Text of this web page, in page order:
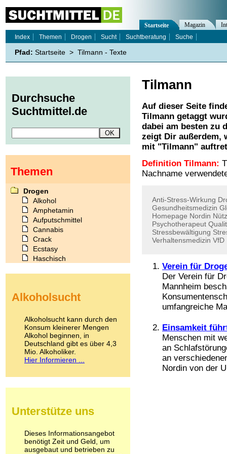
Tilmann
Auf dieser Seite
Tilmann getaggt
dabei am besten zu
zeigt Dir außerdem,
mit "Tilmann"
Definition Tilmann:
Nachname
Anti-Stress-Wirkung
Gesundheitsmedizin
Homepage Nordin
Psychotherapeut
Stressbewältigung
Verhaltensmedizin VfD
Verein für
Der Verein für
Mannheim
umfangreiche
Einsamkeit
Menschen mit
an
an
Nordin von der
Startseite Magazin
Index
Themen Drogen Sucht Suchtberatung Suche
Pfad: Startseite > Tilmann - Texte
Durchsuche
Suchtmittel.de
Themen
Drogen
Alkohol
Amphetamin
Aufputschmittel
Cannabis
Crack
Ecstasy
Haschisch
Kokain
LSD
Marihuana
Medikamente
Meskalin
Metamphetamin
Methadon
Pilze
Psychopharmaka
Schlafmittel
Schmerzmittel
Alkoholsucht
Alkoholsucht kann durch den
Konsum kleinerer Mengen
Alkohol beginnen, in
Deutschland gibt es über 4,3
Mio. Alkoholiker.
Hier Informieren ...
Unterstütze uns
Dieses Informationsangebot
benötigt Zeit und Geld, um
ausgebaut und betrieben zu